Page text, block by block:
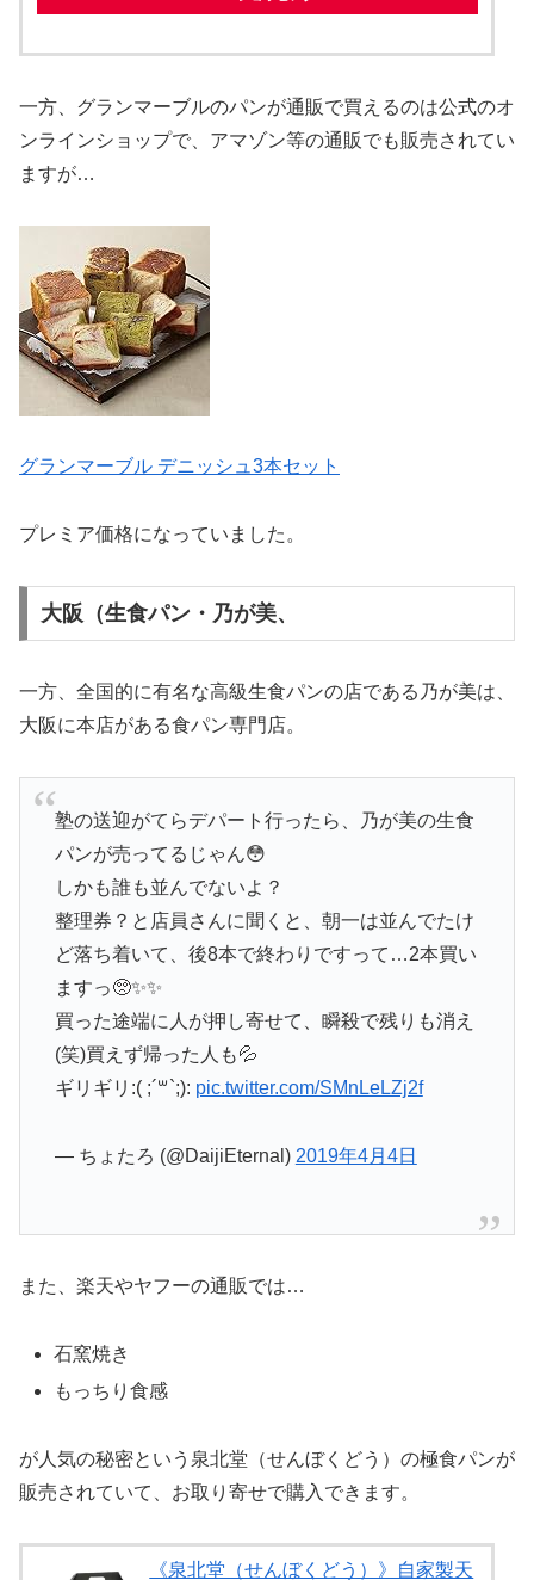
一方、グランマーブルのパンが通販で買えるのは公式のオ
ンラインショップで、アマゾン等の通販でも販売されてい
ますが…
グランマーブル デニッシュ3本セット
プレミア価格になっていました。
大阪（生食パン・乃が美、
一方、全国的に有名な高級生食パンの店である乃が美は、
大阪に本店がある食パン専門店。
塾の送迎がてらデパート行ったら、乃が美の生食
パンが売ってるじゃん😳
しかも誰も並んでないよ？
整理券？と店員さんに聞くと、朝一は並んでたけ
ど落ち着いて、後8本で終わりですって…2本買い
ますっ🥺✨✨
買った途端に人が押し寄せて、瞬殺で残りも消え
(笑)買えず帰った人も💦
ギリギリ:( ;´꒳`;): pic.twitter.com/SMnLeLZj2f
— ちょたろ (@DaijiEternal) 2019年4月4日
また、楽天やヤフーの通販では…
石窯焼き
もっちり食感
が人気の秘密という泉北堂（せんぼくどう）の極食パンが
販売されていて、お取り寄せで購入できます。
《泉北堂（せんぼくどう）》自家製天